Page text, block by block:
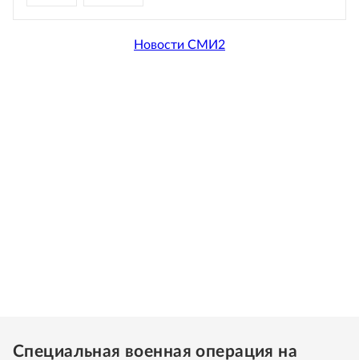
Новости СМИ2
Специальная военная операция на